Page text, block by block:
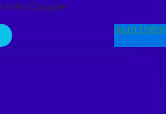
trên Google
Xem thêm